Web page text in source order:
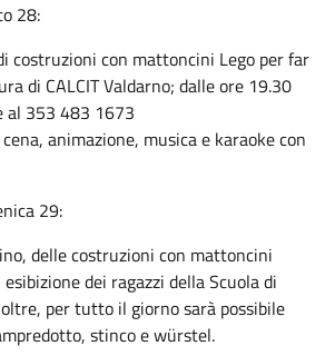
28:
costruzioni con mattoncini Lego per far
di CALCIT Valdarno; dalle ore 19.30
al 353 483 1673
animazione, musica e karaoke con
29:
delle costruzioni con mattoncini
dei ragazzi della Scuola di
per tutto il giorno sarà possibile
stinco e würstel.